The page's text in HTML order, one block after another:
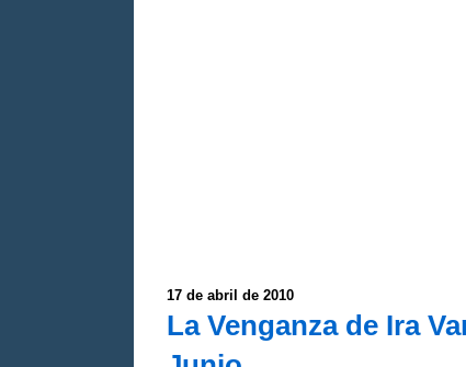
17 de abril de 2010
La Venganza de Ira